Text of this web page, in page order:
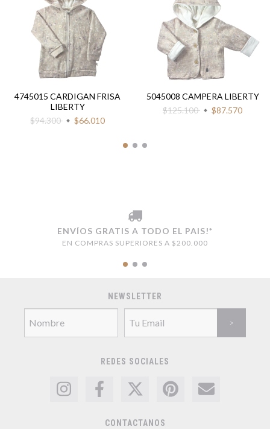
4745015 CARDIGAN FRISA
LIBERTY
$94.300
$66.010
5045008 CAMPERA LIBERTY
$125.100
$87.570
ENVÍOS GRATIS A TODO EL PAIS!*
EN COMPRAS SUPERIORES A $200.000
NEWSLETTER
REDES SOCIALES
CONTACTANOS